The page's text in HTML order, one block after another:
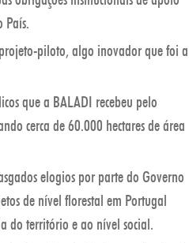
País.
piloto, algo inovador que foi a
que a BALADI recebeu pelo
cerca de 60.000 hectares de área
elogios por parte do Governo
de nível florestal em Portugal
do território e ao nível social.